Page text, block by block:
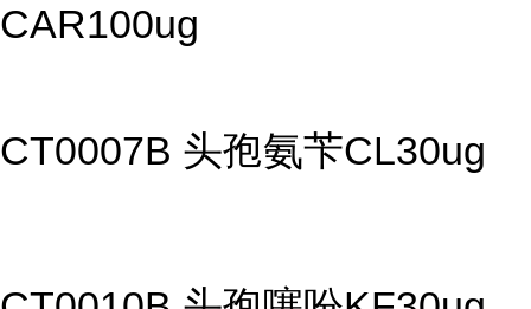
CAR100ug
CT0007B 头孢氨苄CL30ug